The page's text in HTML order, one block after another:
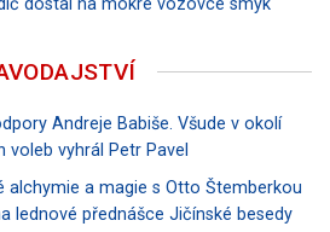
Andreje Babiše. Všude v okolí
vyhrál Petr Pavel
alchymie a magie s Otto Štemberkou
lednové přednášce Jičínské besedy